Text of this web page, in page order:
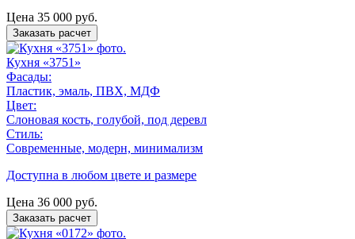
Цена 35 000 руб.
Заказать расчет
Кухня «3751»
Фасады:
Пластик, эмаль, ПВХ, МДФ
Цвет:
Слоновая кость, голубой, под деревл
Стиль:
Современные, модерн, минимализм
Доступна в любом цвете и размере
Цена 36 000 руб.
Заказать расчет